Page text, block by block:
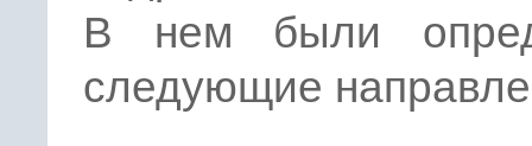
В нем были
следующие